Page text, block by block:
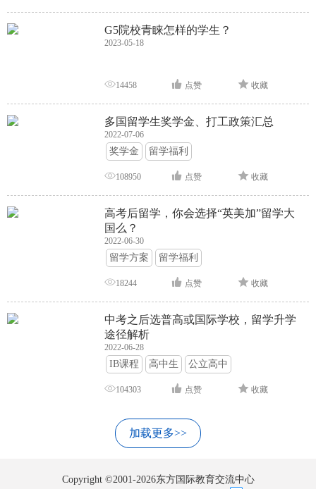
G5院校青睐怎样的学生？
2023-05-18
14458 点赞 收藏
多国留学生奖学金、打工政策汇总
2022-07-06
奖学金 留学福利
108950 点赞 收藏
高考后留学，你会选择“英美加”留学大
国么？
2022-06-30
留学方案 留学福利
18244 点赞 收藏
中考之后选普高或国际学校，留学升学
途径解析
2022-06-28
IB课程 高中生 公立高中
104303 点赞 收藏
加载更多>>
Copyright ©2001-2026东方国际教育交流中心